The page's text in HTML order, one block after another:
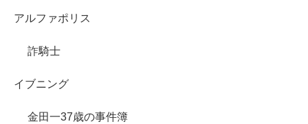
アルファポリス
詐騎士
イブニング
金田一37歳の事件簿